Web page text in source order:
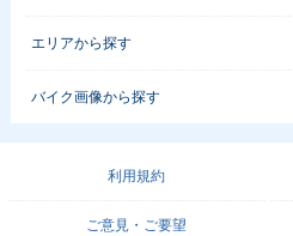
エリアから探す
バイク画像から探す
利用規約
ご意見・ご要望